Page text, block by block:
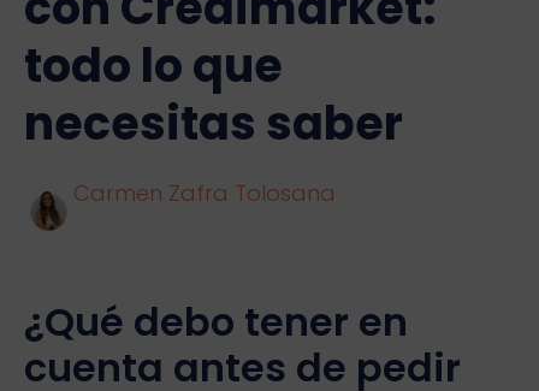
todo lo que
necesitas saber
Carmen Zafra Tolosana
¿Qué debo tener en
cuenta antes de pedir